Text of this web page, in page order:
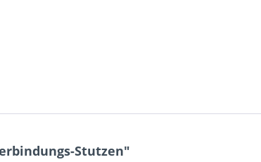
Stutzen"